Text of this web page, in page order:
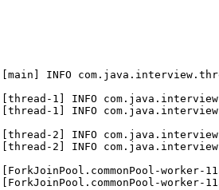
[main] INFO
[thread- 1 ] INFO
[thread- 1 ] INFO
[thread- 2 ] INFO
[thread- 2 ] INFO
[ForkJoinPool.commonPool-worker-
[ForkJoinPool.commonPool-worker-